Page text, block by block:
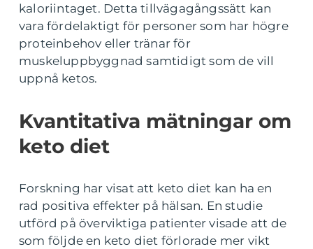
kaloriintaget. Detta tillvägagångssätt kan
vara fördelaktigt för personer som har högre
proteinbehov eller tränar för
muskeluppbyggnad samtidigt som de vill
uppnå ketos.
Kvantitativa mätningar om
keto diet
Forskning har visat att keto diet kan ha en
rad positiva effekter på hälsan. En studie
utförd på överviktiga patienter visade att de
som följde en keto diet förlorade mer vikt